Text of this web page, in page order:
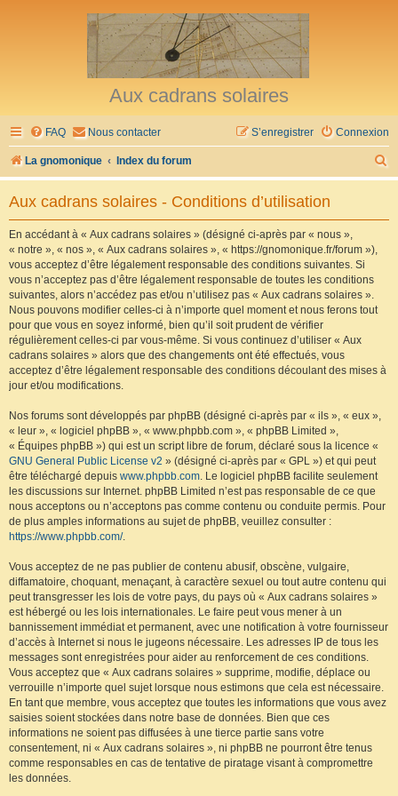
Aux cadrans solaires
FAQ Nous contacter Connexion
S’enregistrer
La gnomonique Index du forum
e
Aux cadrans solaires - Conditions d’utilisation
En accédant à « Aux cadrans solaires » (désigné ci-après par « nous »,
« notre », « nos », « Aux cadrans solaires », « https://gnomonique.fr/forum »),
vous acceptez d’être légalement responsable des conditions suivantes. Si
vous n’acceptez pas d’être légalement responsable de toutes les conditions
suivantes, alors n’accédez pas et/ou n’utilisez pas « Aux cadrans solaires ».
Nous pouvons modifier celles-ci à n’importe quel moment et nous ferons tout
pour que vous en soyez informé, bien qu’il soit prudent de vérifier
régulièrement celles-ci par vous-même. Si vous continuez d’utiliser « Aux
cadrans solaires » alors que des changements ont été effectués, vous
acceptez d’être légalement responsable des conditions découlant des mises à
jour et/ou modifications.
Nos forums sont développés par phpBB (désigné ci-après par « ils », « eux »,
« leur », « logiciel phpBB », « www.phpbb.com », « phpBB Limited »,
« Équipes phpBB ») qui est un script libre de forum, déclaré sous la licence «
GNU General Public License v2 » (désigné ci-après par « GPL ») et qui peut
être téléchargé depuis www.phpbb.com. Le logiciel phpBB facilite seulement
les discussions sur Internet. phpBB Limited n’est pas responsable de ce que
nous acceptons ou n’acceptons pas comme contenu ou conduite permis. Pour
de plus amples informations au sujet de phpBB, veuillez consulter :
https://www.phpbb.com/.
Vous acceptez de ne pas publier de contenu abusif, obscène, vulgaire,
diffamatoire, choquant, menaçant, à caractère sexuel ou tout autre contenu qui
peut transgresser les lois de votre pays, du pays où « Aux cadrans solaires »
est hébergé ou les lois internationales. Le faire peut vous mener à un
bannissement immédiat et permanent, avec une notification à votre fournisseur
d’accès à Internet si nous le jugeons nécessaire. Les adresses IP de tous les
messages sont enregistrées pour aider au renforcement de ces conditions.
Vous acceptez que « Aux cadrans solaires » supprime, modifie, déplace ou
verrouille n’importe quel sujet lorsque nous estimons que cela est nécessaire.
En tant que membre, vous acceptez que toutes les informations que vous avez
saisies soient stockées dans notre base de données. Bien que ces
informations ne soient pas diffusées à une tierce partie sans votre
consentement, ni « Aux cadrans solaires », ni phpBB ne pourront être tenus
comme responsables en cas de tentative de piratage visant à compromettre
les données.